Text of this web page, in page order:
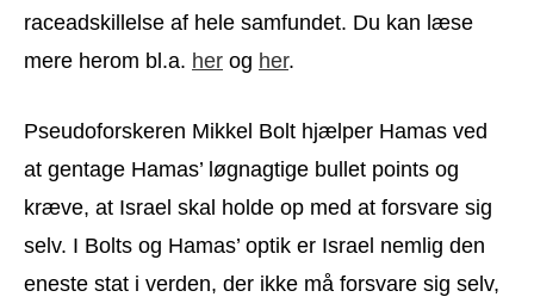
raceadskillelse af hele samfundet. Du kan læse
mere herom bl.a. her og her.
Pseudoforskeren Mikkel Bolt hjælper Hamas ved
at gentage Hamas’ løgnagtige bullet points og
kræve, at Israel skal holde op med at forsvare sig
selv. I Bolts og Hamas’ optik er Israel nemlig den
eneste stat i verden, der ikke må forsvare sig selv,